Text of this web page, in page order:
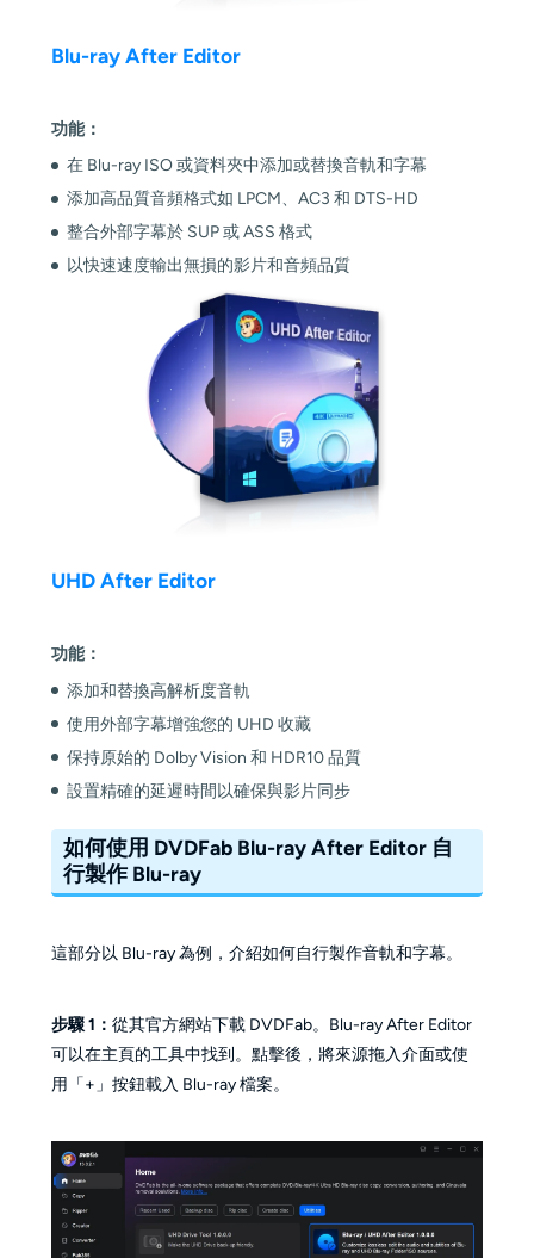
Blu-ray After Editor
功能：
在 Blu-ray ISO 或資料夾中添加或替換音軌和字幕
添加高品質音頻格式如 LPCM、AC3 和 DTS-HD
整合外部字幕於 SUP 或 ASS 格式
以快速速度輸出無損的影片和音頻品質
UHD After Editor
功能：
添加和替換高解析度音軌
使用外部字幕增強您的 UHD 收藏
保持原始的 Dolby Vision 和 HDR10 品質
設置精確的延遲時間以確保與影片同步
如何使用 DVDFab Blu-ray After Editor 自
行製作 Blu-ray
這部分以 Blu-ray 為例，介紹如何自行製作音軌和字幕。
步驟 1： 從其官方網站下載 DVDFab。Blu-ray After Editor
可以在主頁的工具中找到。點擊後，將來源拖入介面或使
用「+」按鈕載入 Blu-ray 檔案。